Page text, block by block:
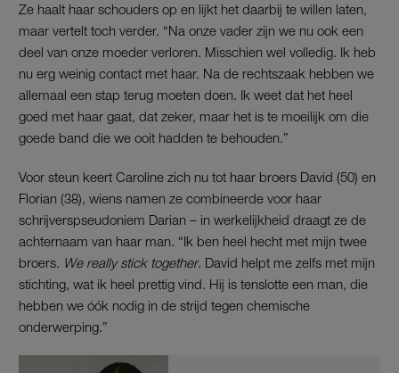
Ze haalt haar schouders op en lijkt het daarbij te willen laten,
maar vertelt toch verder. “Na onze vader zijn we nu ook een
deel van onze moeder verloren. Misschien wel volledig. Ik heb
nu erg weinig contact met haar. Na de rechtszaak hebben we
allemaal een stap terug moeten doen. Ik weet dat het heel
goed met haar gaat, dat zeker, maar het is te moeilijk om die
goede band die we ooit hadden te behouden.”
Voor steun keert Caroline zich nu tot haar broers David (50) en
Florian (38), wiens namen ze combineerde voor haar
schrijverspseudoniem Darian – in werkelijkheid draagt ze de
achternaam van haar man. “Ik ben heel hecht met mijn twee
broers. We really stick together. David helpt me zelfs met mijn
stichting, wat ik heel prettig vind. Hij is tenslotte een man, die
hebben we óók nodig in de strijd tegen chemische
onderwerping.”